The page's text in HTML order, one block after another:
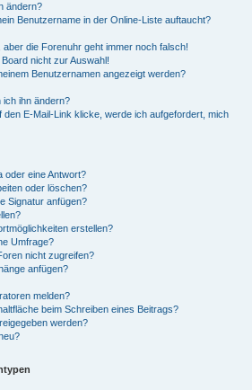
ändern?
Benutzername in der Online-Liste auftaucht?
die Forenuhr geht immer noch falsch!
nicht zur Auswahl!
Benutzernamen angezeigt werden?
ich ihn ändern?
den E-Mail-Link klicke, werde ich aufgefordert, mich
oder eine Antwort?
oder löschen?
Signatur anfügen?
erstellen?
Umfrage?
nicht zugreifen?
anfügen?
melden?
beim Schreiben eines Beitrags?
werden?